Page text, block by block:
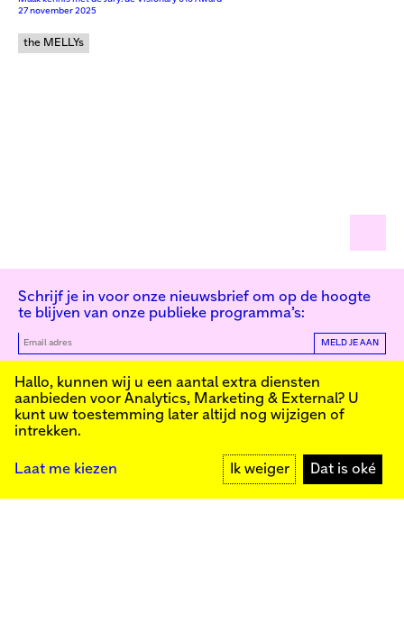
27 november 2025
the MELLYs
Kunstinstituut Melly
Kunstinstituut Melly
+31 (0)10 4110144
conceived as an art house with a mission
to present and discuss the work created
today by visual artists and cultural
exhibitions, commissions art, publishes,
Schrijf je in voor onze nieuwsbrief om op de hoogte
te blijven van onze publieke programma’s:
MELD JE AAN
Hallo, kunnen wij u een aantal extra diensten
aanbieden voor Analytics, Marketing & External? U
kunt uw toestemming later altijd nog wijzigen of
intrekken.
Laat me kiezen Ik weiger Dat is oké